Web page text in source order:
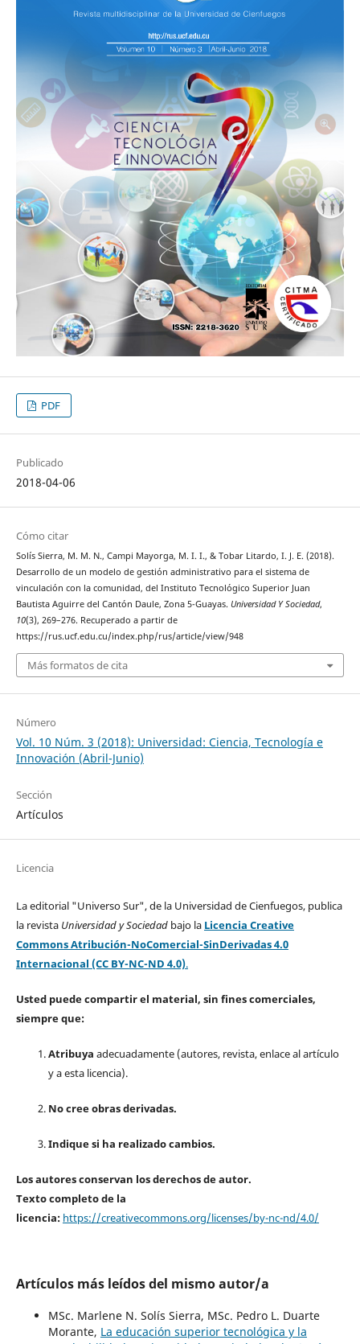
PDF
Publicado
2018-04-06
Cómo citar
Solís Sierra, M. M. N., Campi Mayorga, M. I. I., & Tobar Litardo, I. J. E. (2018).
Desarrollo de un modelo de gestión administrativo para el sistema de
vinculación con la comunidad, del Instituto Tecnológico Superior Juan
Bautista Aguirre del Cantón Daule, Zona 5-Guayas. Universidad Y Sociedad,
10(3), 269–276. Recuperado a partir de
https://rus.ucf.edu.cu/index.php/rus/article/view/948
Más formatos de cita
Número
Vol. 10 Núm. 3 (2018): Universidad: Ciencia, Tecnología e
Innovación (Abril-Junio)
Sección
Artículos
Licencia
La editorial "Universo Sur", de la Universidad de Cienfuegos, publica
la revista Universidad y Sociedad bajo la Licencia Creative
Commons Atribución-NoComercial-SinDerivadas 4.0
Internacional (CC BY-NC-ND 4.0).
Usted puede compartir el material, sin fines comerciales,
siempre que:
Atribuya adecuadamente (autores, revista, enlace al artículo
y a esta licencia).
No cree obras derivadas.
Indique si ha realizado cambios.
Los autores conservan los derechos de autor.
Texto completo de la
licencia: https://creativecommons.org/licenses/by-nc-nd/4.0/
Artículos más leídos del mismo autor/a
MSc. Marlene N. Solís Sierra, MSc. Pedro L. Duarte
Morante, La educación superior tecnológica y la